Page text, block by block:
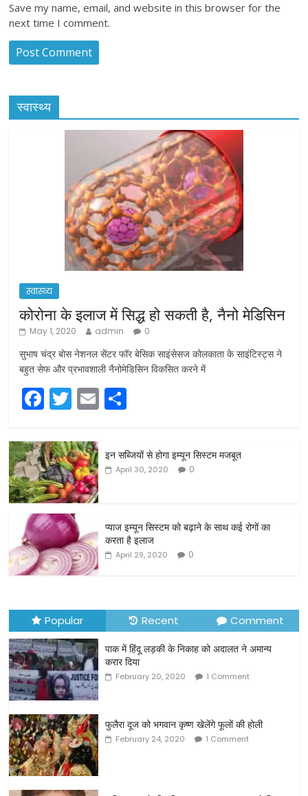
Save my name, email, and website in this browser for the
next time I comment.
स्वास्थ्य
स्वास्थ्य
कोरोना के इलाज में सिद्ध हो सकती है, नैनो मेडिसिन
May 1, 2020 admin 0
सुभाष चंद्र बोस नेशनल सेंटर फॉर बेसिक साइंसेसज कोलकाता के साइंटिस्ट्स ने
बहुत सेफ और प्रभावशाली नैनोमेडिसिन विकसित करने में
F
a
c
e
b
o
o
k
T
w
itt
er
E
m
ar
e
इन सब्जियों से होगा इम्यून सिस्टम मजबूत
April 30, 2020 0
प्याज इम्यून सिस्टम को बढ़ाने के साथ कई रोगों का
करता है इलाज
April 29, 2020 0
Popular Recent Comment
पाक में हिंदू लड़की के निकाह को अदालत ने अमान्य
करार दिया
February 20, 2020 1 Comment
फुलैरा दूज को भगवान कृष्ण खेलेंगे फूलों की होली
February 24, 2020 1 Comment